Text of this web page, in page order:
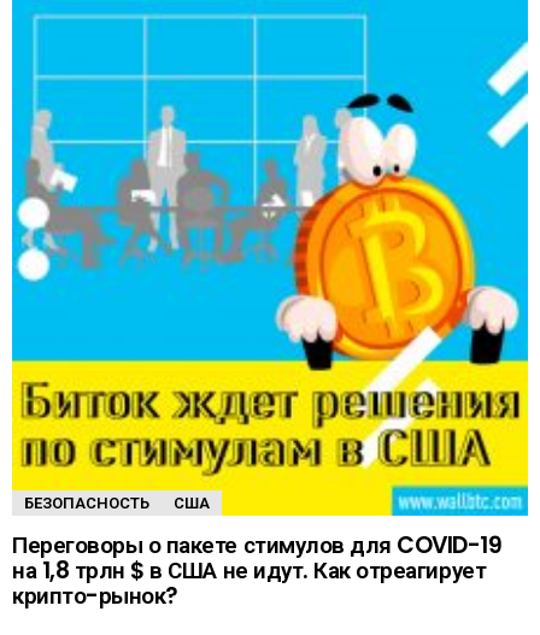
БЕЗОПАСНОСТЬ США
Переговоры о пакете стимулов для COVID-19
на 1,8 трлн $ в США не идут. Как отреагирует
крипто-рынок?